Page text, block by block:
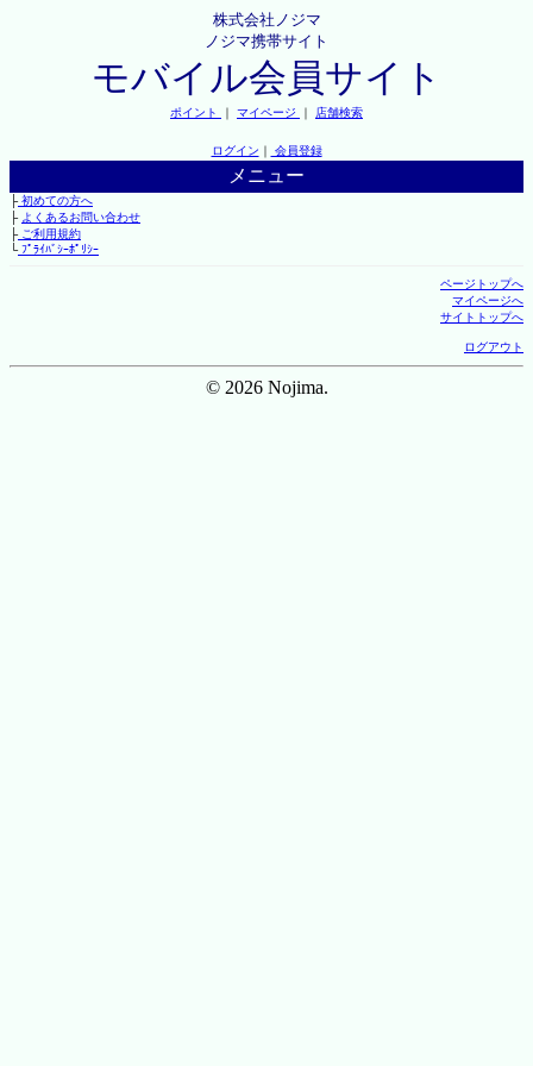
株式会社ノジマ
ノジマ携帯サイト
モバイル会員サイト
ポイント ｜ マイページ ｜ 店舗検索
ログイン ｜ 会員登録
メニュー
├初めての方へ
├ よくあるお問い合わせ
├ご利用規約
└ﾌﾟﾗｲﾊﾞｼｰﾎﾟﾘｼｰ
ページトップへ
マイページへ
サイトトップへ
ログアウト
© 2026 Nojima.